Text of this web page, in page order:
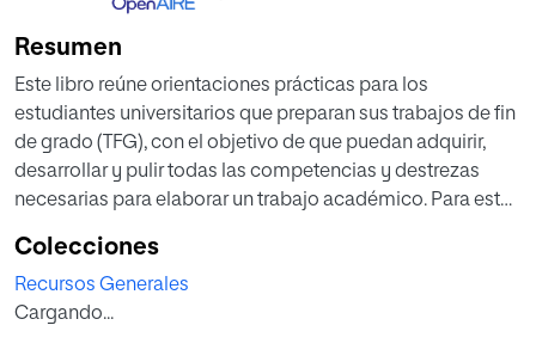
Resumen
Este libro reúne orientaciones prácticas para los
estudiantes universitarios que preparan sus trabajos de fin
de grado (TFG), con el objetivo de que puedan adquirir,
desarrollar y pulir todas las competencias y destrezas
necesarias para elaborar un trabajo académico. Para esto,
necesarios para escribir un buen TFG: cómo elegir el tema,
cómo estructurar el texto, cómo escribirlo, cómo
referenciar las fuentes, cómo relacionarse con el director
Colecciones
Recursos Generales
Cargando...